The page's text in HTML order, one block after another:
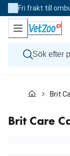
Skip
to
Content
Fri frakt till
Katt
Varumärken
Brit
Brit Care